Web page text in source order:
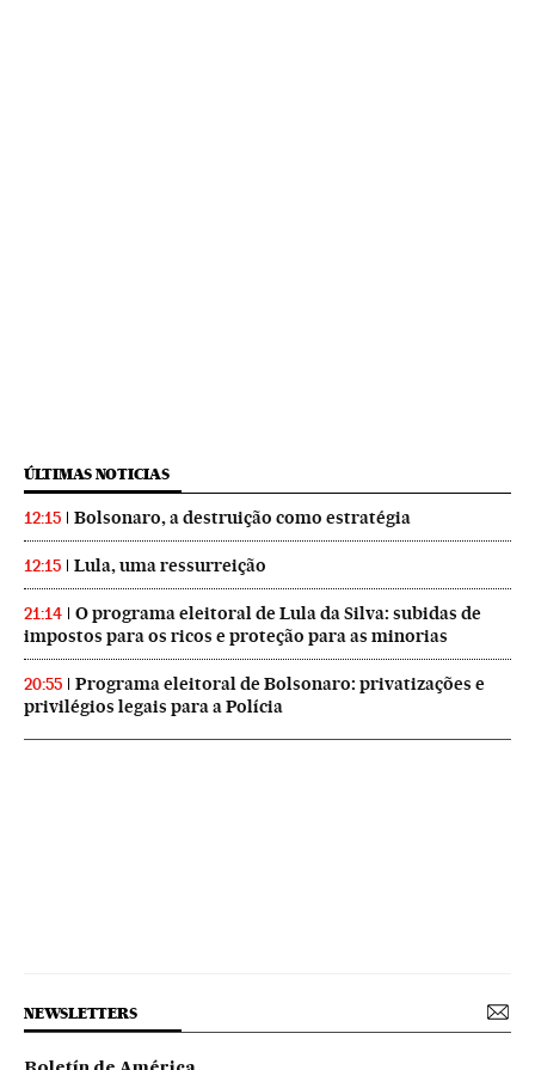
ÚLTIMAS NOTICIAS
12:15 Bolsonaro, a destruição como estratégia
12:15 Lula, uma ressurreição
21:14
O programa eleitoral de Lula da Silva: subidas de
impostos para os ricos e proteção para as minorias
20:55
Programa eleitoral de Bolsonaro: privatizações e
privilégios legais para a Polícia
NEWSLETTERS